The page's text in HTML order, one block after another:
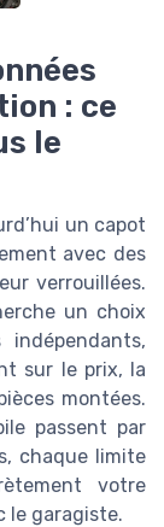
: ce
le
un capot
avec des
verrouillées.
un choix
sur le prix, la
montées.
passent par
chaque limite
votre
le garagiste.